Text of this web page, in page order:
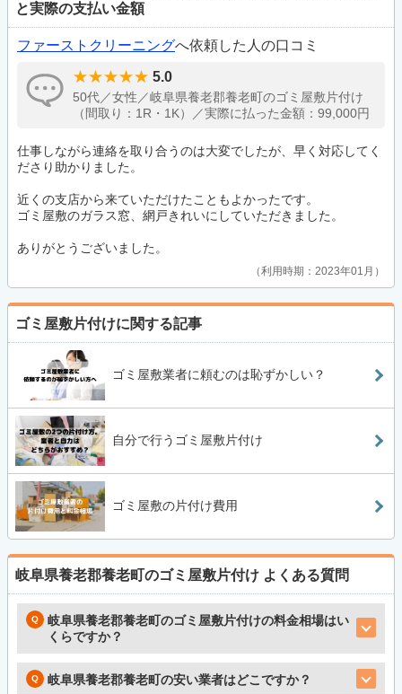
と実際の支払い金額
ファーストクリーニングへ依頼した人の口コミ
5.0
50代／女性／岐阜県養老郡養老町のゴミ屋敷片付け
（間取り：1R・1K）／実際に払った金額：99,000円
仕事しながら連絡を取り合うのは大変でしたが、早く対応してく
ださり助かりました。
近くの支店から来ていただけたこともよかったです。
ゴミ屋敷のガラス窓、網戸きれいにしていただきました。
ありがとうございました。
利用時期：2023年01月
ゴミ屋敷片付けに関する記事
ゴミ屋敷業者に頼むのは恥ずかしい？
自分で行うゴミ屋敷片付け
ゴミ屋敷の片付け費用
岐阜県養老郡養老町のゴミ屋敷片付け よくある質問
岐阜県養老郡養老町のゴミ屋敷片付けの料金相場はい
くらですか？
岐阜県養老郡養老町の安い業者はどこですか？